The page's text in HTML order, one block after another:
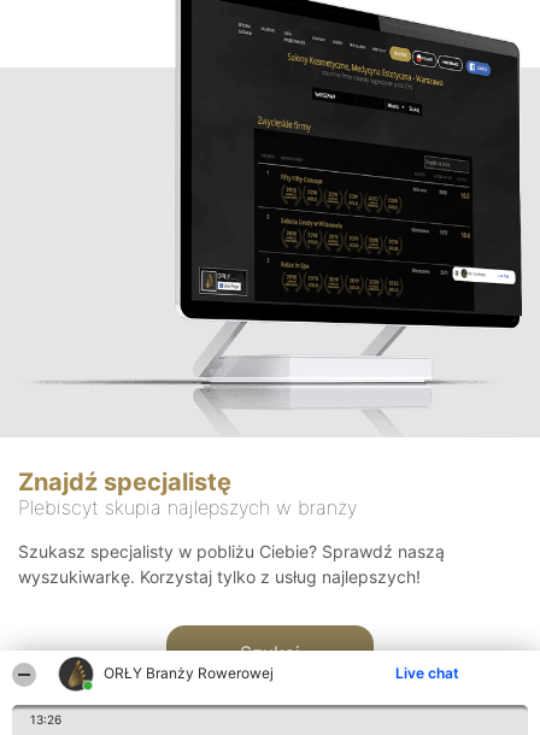
ORŁY Branży Rowerowej Live chat
13:26
Znajdź specjalistę
Plebiscyt skupia najlepszych w branży
Szukasz specjalisty w pobliżu Ciebie? Sprawdź naszą
wyszukiwarkę. Korzystaj tylko z usług najlepszych!
Szukaj